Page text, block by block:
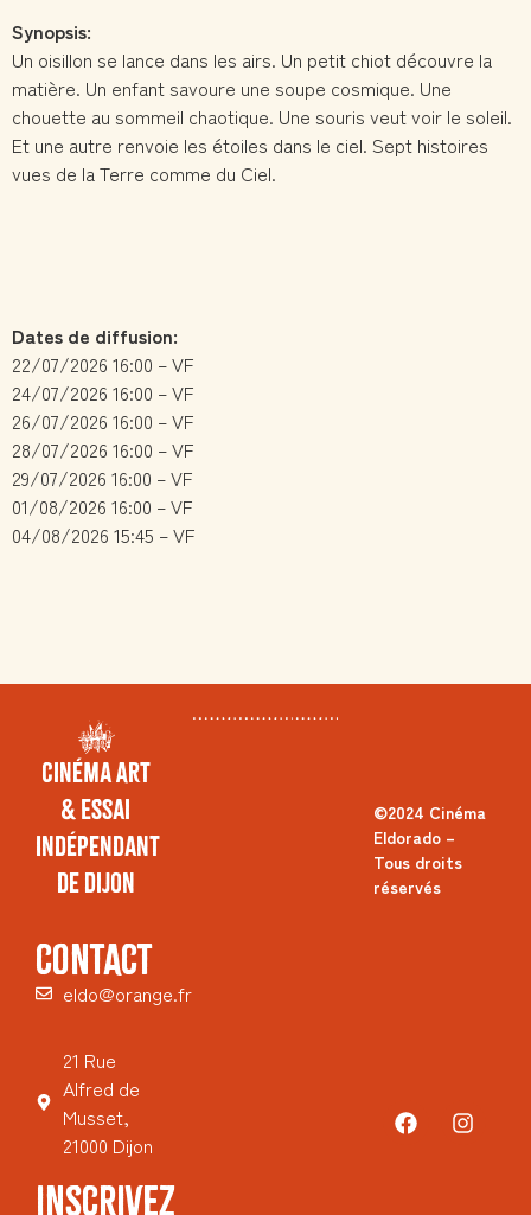
Synopsis:
Un oisillon se lance dans les airs. Un petit chiot découvre la
matière. Un enfant savoure une soupe cosmique. Une
chouette au sommeil chaotique. Une souris veut voir le soleil.
Et une autre renvoie les étoiles dans le ciel. Sept histoires
vues de la Terre comme du Ciel.
Dates de diffusion:
22/07/2026 16:00 – VF
24/07/2026 16:00 – VF
26/07/2026 16:00 – VF
28/07/2026 16:00 – VF
29/07/2026 16:00 – VF
01/08/2026 16:00 – VF
04/08/2026 15:45 – VF
Cinéma Art
& Essai
Indépendant
de Dijon
CONTACT
eldo@orange.fr
21 Rue
Alfred de
Musset,
21000 Dijon
INSCRIVEZ
©2024 Cinéma
Eldorado –
Tous droits
réservés